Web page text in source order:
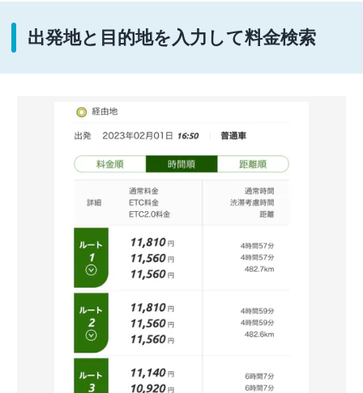
出発地と目的地を入力して料金検索